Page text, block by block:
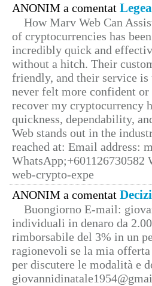
ANONIM a comentat
How Marv Web Can
of cryptocurrencies has
incredibly quick and
without a hitch. Their
friendly, and their service
never felt more confident
recover my cryptocurrency
quickness, dependability,
Web stands out in the
reached at: Email address:
web-crypto-expe
ANONIM a comentat
Buongiorno E-mail:
individuali in denaro da
rimborsabile del 3% in un
ragionevoli se la mia
per discutere le modalità e